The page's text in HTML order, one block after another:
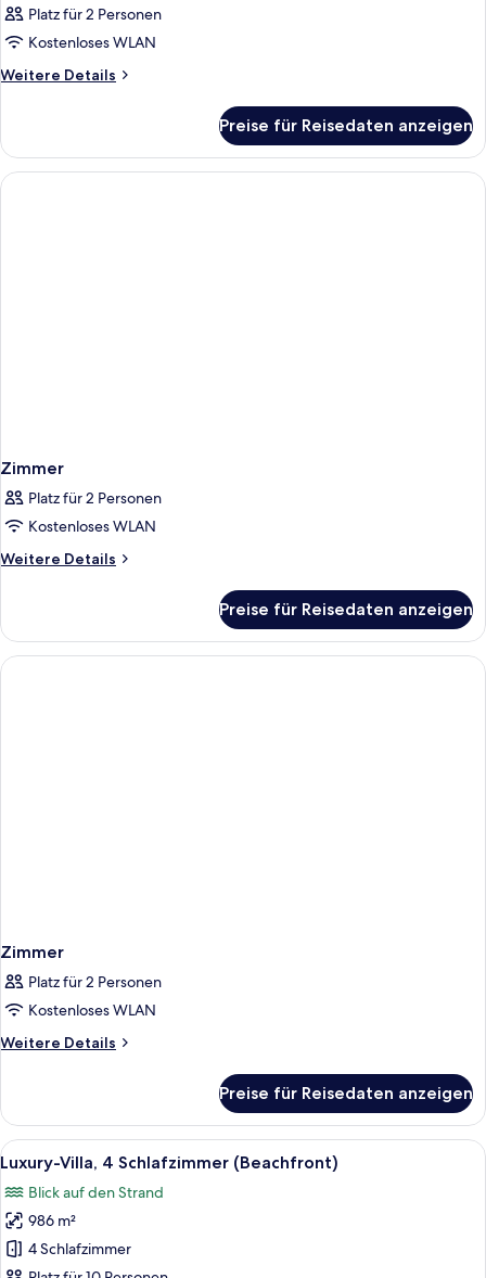
Platz für 2 Personen
Kostenloses WLAN
Weitere Details
Weitere
Preise für Reisedaten anzeigen
Zimmer
Platz für 2 Personen
Kostenloses WLAN
Weitere Details
Weitere
Preise für Reisedaten anzeigen
Zimmer
Platz für 2 Personen
Kostenloses WLAN
Weitere Details
Weitere
Preise für Reisedaten anzeigen
Alle
Fotos
für
Luxury-
Villa,
Ein modernes Hotelzimmer mit
16
Luxury-Villa, 4 Schlafzimmer (Beachfront)
Blick auf den Strand
986 m²
4 Schlafzimmer